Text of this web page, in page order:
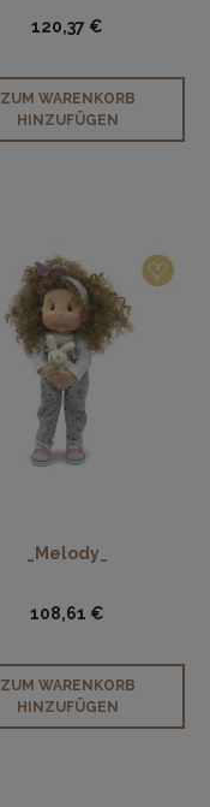
120,37 €
ZUM WARENKORB
HINZUFÜGEN
_Melody_
108,61 €
ZUM WARENKORB
HINZUFÜGEN